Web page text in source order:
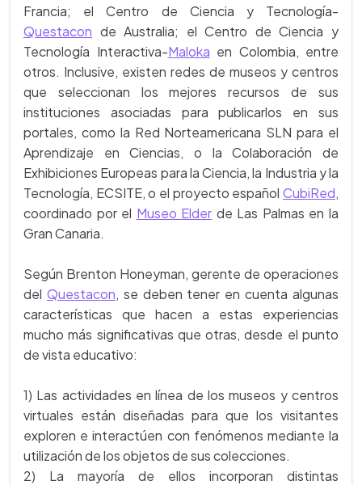
Francia; el Centro de Ciencia y Tecnología-
Questacon de Australia; el Centro de Ciencia y
Tecnología Interactiva-Maloka en Colombia, entre
otros. Inclusive, existen redes de museos y centros
que seleccionan los mejores recursos de sus
instituciones asociadas para publicarlos en sus
portales, como la Red Norteamericana SLN para el
Aprendizaje en Ciencias, o la Colaboración de
Exhibiciones Europeas para la Ciencia, la Industria y la
Tecnología, ECSITE, o el proyecto español CubiRed,
coordinado por el Museo Elder de Las Palmas en la
Gran Canaria.
Según Brenton Honeyman, gerente de operaciones
del Questacon, se deben tener en cuenta algunas
características que hacen a estas experiencias
mucho más significativas que otras, desde el punto
de vista educativo:
1) Las actividades en línea de los museos y centros
virtuales están diseñadas para que los visitantes
exploren e interactúen con fenómenos mediante la
utilización de los objetos de sus colecciones.
2) La mayoría de ellos incorporan distintas